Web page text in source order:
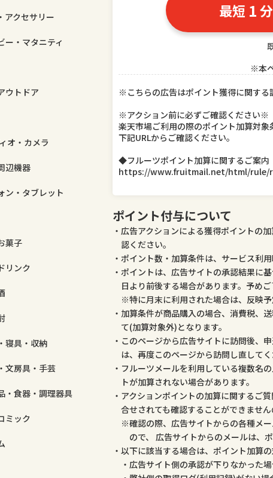
アクセサリー
ー・マタニティ
ウトドア
オ・カメラ
辺機器
ン・タブレット
菓子
リンク
寝具・収納
文房具・手芸
・食器・調理器具
ミック
最短 1
※本
※こちらの広告はポイント獲得に関す
※アクション前に必ずご確認ください※
楽天市場ご利用の際のポイント加算対
下記URLからご確認ください。
◆フルーツポイント加算に関するご案内
https://www.fruitmail.net/html/rule/
ポイント付与について
広告アクションによる獲得ポイントの
認ください。
ポイント数・加算条件は、サービス利用
ポイントは、広告サイトの承認結果に
日より前後する場合があります。予めご
特に月末に利用された場合は、反映
加算条件が商品購入の場合、消費税、
て(加算対象外)となります。
このページから広告サイトに訪問後、
は、再度このページから訪問し直してく
フルーツメールを利用している複数名
トが加算されない場合があります。
アクションポイントの加算に関するご
合せされても確認することができません
確認の際、広告サイトからの各種メ
ので、 広告サイトからのメールは、
以下に該当する場合は、ポイント加算
広告サイト側の承認が下りなかった